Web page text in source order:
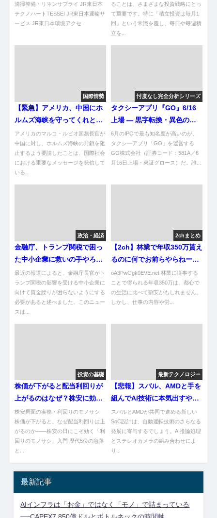
ックチェーンアプリ
清掃整備・リネンサプライ JR東日本
テクノハートTESSEI JR東日本運輸サ
ービス JR東日本環境アクセ...
ることは、さまざまな投資戦略にとっ
て重要です。特に「積立投資は毎月1
回」という常識を覆し、毎日や毎週積
立を...
国際情勢
【緊急】アメリカ、中国にホ
ルムズ海峡を守ってくれと頼
むってま？
アメリカのマルコ・ルビオ国務長官が
中国に対し、ホルムズ海峡の封鎖を阻
止するよう要請したことは、国際社会
における重要なメッセージを発信して
いる...
忖度なし完全分析シリーズ
タクシーアプリ『GO』6/16
上場 — 黒字転換・異色の株
主名簿・自動運転オプション
を分解する
6月のIPOで最も知名度が高いのが、
タクシーアプリ「GO」を運営する
GO株式会社（証券コード：581A／6
月16日上場・東証グロース）だ。誰...
政治・経済
金融庁、トランプ関税で困っ
た中小企業に救いの手やろが
い！
最近の報道によると、金融庁長官がト
ランプ関税の影響を受ける中小企業に
向けて資金繰りが困らないようにする
必要があると述べました。このニュー
スは...
2chまとめ
【2ch】林業で年収350万貰え
るのに何でお前らやらねーの
ｗｗｗｗｗ
oA3PwOgk0EVE.net 林業に従事する
ことで得られる年収350万は、都心で
の生活に比べて割安かもしれません。
しかし、仕事の内容や労...
投資の基礎
株価が下がると配当利回りが
上がるのはなぜ？株安に効く
「利回りのモノサシ」入門
【2026年7月】
株安局面の実務・利回りのモノサシ
株価が下がると、なぜ配当利回りは上
がるのか——株安の日にこそ効く「利
回りのモノサシ」入門 歴代5位の急落
と...
最新テクノロジー
【悲報】スバル、AMDと手を
組んでAI技術に本気出すやん
け！
スバルとAMDが共同で進める新しい
SoC設計は、自動運転技術のさらなる
発展に寄与するでしょう。AI推論処理
とステレオカメラの組み合わせによ
り...
最新記事
AIインフラは「お金」ではなく「モノ」で詰まっている